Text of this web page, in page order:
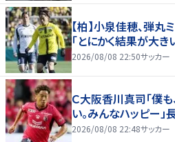
【柏】小泉佳穂、弾
「とにかく結果が大き
2026/08/08 22:50サッカー
Ｃ大阪香川真司「僕
い。みんなハッピー
2026/08/08 22:48サッカー